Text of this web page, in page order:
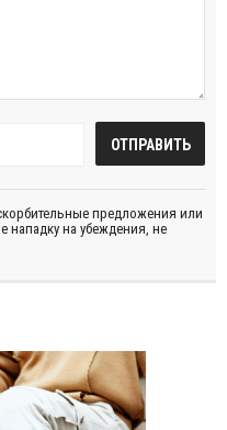
предложения или
нападку на убеждения, не